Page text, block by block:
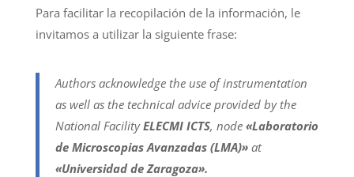
Para facilitar la recopilación de la información, le
invitamos a utilizar la siguiente frase:
Authors acknowledge the use of instrumentation
as well as the technical advice provided by the
National FacilityELECMI ICTS, node «Laboratorio
de Microscopias Avanzadas (LMA)»at
«Universidad de Zaragoza».